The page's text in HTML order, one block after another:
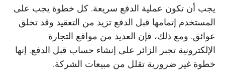
يجب أن تكون عملية الدفع سريعة. كل خطوة يجب على
المستخدم إتمامها قبل الدفع تزيد من التعقيد وقد تخلق
عوائق. ومع ذلك، فإن العديد من مواقع التجارة
الإلكترونية تجبر الزائر على إنشاء حساب قبل الدفع. إنها
خطوة غير ضرورية تقلل من مبيعات الشركة.